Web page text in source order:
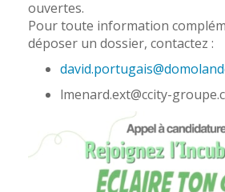
ouvertes.
Pour toute information
déposer un dossier, contactez :
lmenard.ext@ccity-